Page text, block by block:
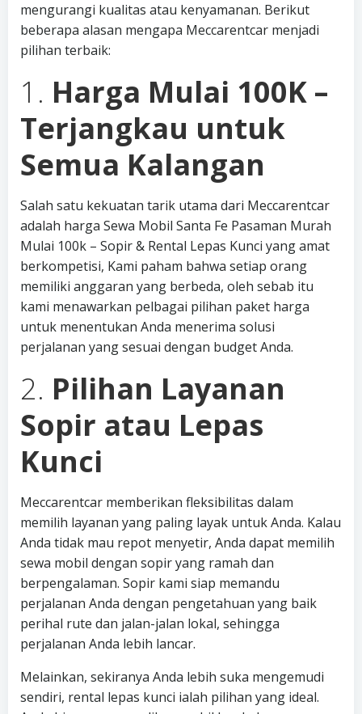
mengurangi kualitas atau kenyamanan. Berikut
beberapa alasan mengapa Meccarentcar menjadi
pilihan terbaik:
1. Harga Mulai 100K –
Terjangkau untuk
Semua Kalangan
Salah satu kekuatan tarik utama dari Meccarentcar
adalah harga Sewa Mobil Santa Fe Pasaman Murah
Mulai 100k – Sopir & Rental Lepas Kunci yang amat
berkompetisi, Kami paham bahwa setiap orang
memiliki anggaran yang berbeda, oleh sebab itu
kami menawarkan pelbagai pilihan paket harga
untuk menentukan Anda menerima solusi
perjalanan yang sesuai dengan budget Anda.
2. Pilihan Layanan
Sopir atau Lepas
Kunci
Meccarentcar memberikan fleksibilitas dalam
memilih layanan yang paling layak untuk Anda. Kalau
Anda tidak mau repot menyetir, Anda dapat memilih
sewa mobil dengan sopir yang ramah dan
berpengalaman. Sopir kami siap memandu
perjalanan Anda dengan pengetahuan yang baik
perihal rute dan jalan-jalan lokal, sehingga
perjalanan Anda lebih lancar.
Melainkan, sekiranya Anda lebih suka mengemudi
sendiri, rental lepas kunci ialah pilihan yang ideal.